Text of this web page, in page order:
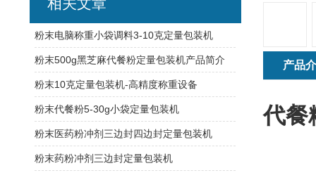
产品
代餐
粉末电脑称重小袋调料3-10克定量包装机
粉末500g黑芝麻代餐粉定量包装机产品简介
粉末10克定量包装机-高精度称重设备
粉末代餐粉5-30g小袋定量包装机
粉末医药粉冲剂三边封四边封定量包装机
粉末药粉冲剂三边封定量包装机